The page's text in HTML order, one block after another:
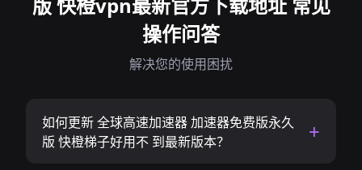
操作问答
解决您的使用困扰
如何更新 全球高速加速器 加速器免费版永久
版 快橙梯子好用不 到最新版本？